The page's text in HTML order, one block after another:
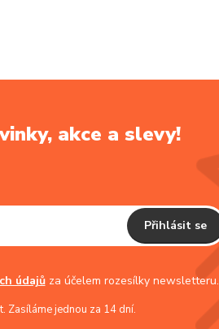
akce a slevy!
Přihlásit se
údajůza účelem rozesílky newsletteru.
Zasíláme jednou za 14 dní.